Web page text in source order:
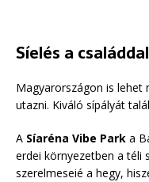
Síelés a családdal
Magyarországon is lehet
utazni. Kiváló sípályát
A Síaréna Vibe Park a
erdei környezetben a téli
szerelmeseié a hegy,